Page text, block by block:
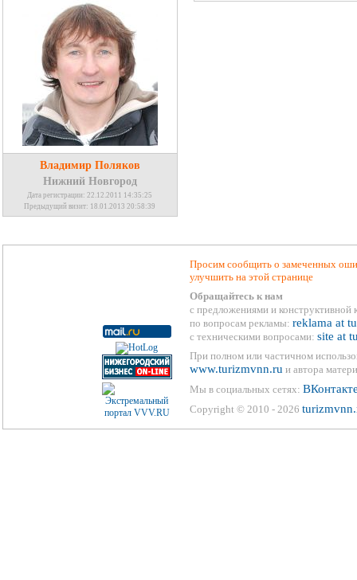
Владимир Поляков
Нижний Новгород
Дата регистрации: 22.12.2011 14:35:25
Предыдущий визит: 18.01.2013 20:58:39
Просим сообщить о замеченных
улучшить на этой странице
Обращайтесь к нам
с предложениями и конструктивной
по вопросам рекламы: reklama at
с техническими вопросами: site at
При полном или частичном
www.turizmvnn.ru и автора
Мы в социальных сетях:
Copyright © 2010 - 2026